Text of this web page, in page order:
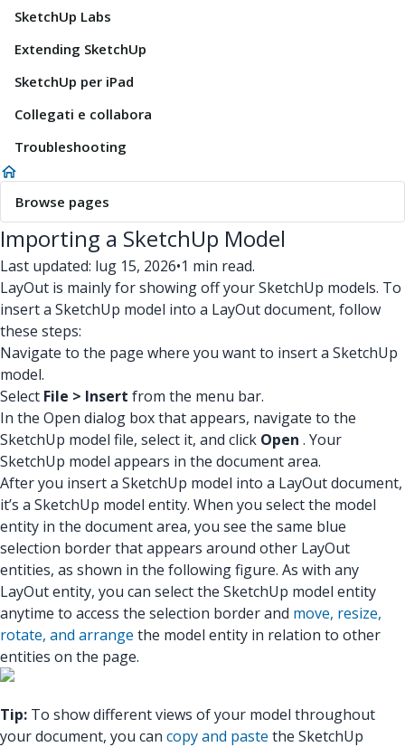
SketchUp Labs
Extending SketchUp
SketchUp per iPad
Collegati e collabora
Troubleshooting
Browse pages
Importing a SketchUp Model
Last updated: lug 15, 2026•1 min read.
LayOut is mainly for showing off your SketchUp models. To
insert a SketchUp model into a LayOut document, follow
these steps:
Navigate to the page where you want to insert a SketchUp
model.
Select File > Insert from the menu bar.
In the Open dialog box that appears, navigate to the
SketchUp model file, select it, and click Open . Your
SketchUp model appears in the document area.
After you insert a SketchUp model into a LayOut document,
it’s a SketchUp model entity. When you select the model
entity in the document area, you see the same blue
selection border that appears around other LayOut
entities, as shown in the following figure. As with any
LayOut entity, you can select the SketchUp model entity
anytime to access the selection border and move, resize,
rotate, and arrange the model entity in relation to other
entities on the page.
Tip: To show different views of your model throughout
your document, you can copy and paste the SketchUp